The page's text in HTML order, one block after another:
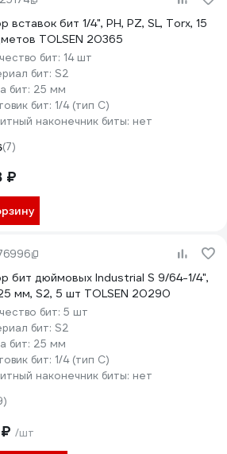
вставок бит 1/4", PH, PZ, SL, Torx, 15
TOLSEN 20365
бит: 14 шт
бит: S2
бит: 25 мм
бит: 1/4 (тип С)
наконечник биты: нет
(7)
₽
бит дюймовых Industrial S 9/64-1/4",
мм, S2, 5 шт TOLSEN 20290
бит: 5 шт
бит: S2
бит: 25 мм
бит: 1/4 (тип С)
наконечник биты: нет
/шт